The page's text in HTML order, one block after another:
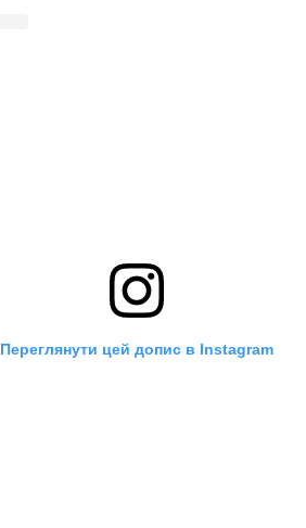
Переглянути цей допис в Instagram